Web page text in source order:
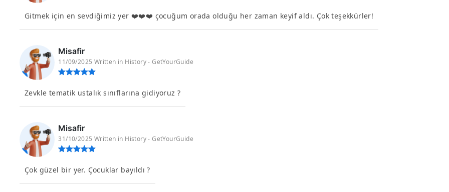
Gitmek için en sevdiğimiz yer ❤️❤️❤️ çocuğum orada olduğu her zaman keyif aldı. Çok teşekkürler!
Misafir
11/09/2025 Written in History - GetYourGuide
Zevkle tematik ustalık sınıflarına gidiyoruz ?
Misafir
31/10/2025 Written in History - GetYourGuide
Çok güzel bir yer. Çocuklar bayıldı ?